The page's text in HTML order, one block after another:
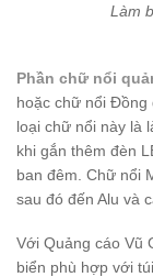
Làm
Phần chữ nổi
hoặc chữ nổi Đồng
loại chữ nổi này là
khi gắn thêm đèn
ban đêm. Chữ nổi
sau đó đến Alu và
Với Quảng cáo Vũ
biển phù hợp với